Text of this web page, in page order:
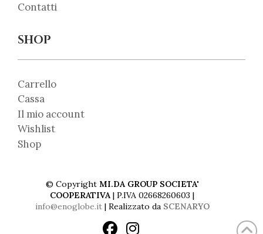
Contatti
SHOP
Carrello
Cassa
Il mio account
Wishlist
Shop
© Copyright MI.DA GROUP SOCIETA'
COOPERATIVA| P.IVA 02668260603 |
info@enoglobe.it| Realizzato da SCENARYO